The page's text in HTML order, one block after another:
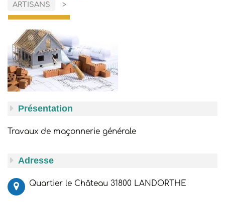
ARTISANS
Présentation
Travaux de maçonnerie générale
Adresse
Quartier le Château 31800 LANDORTHE